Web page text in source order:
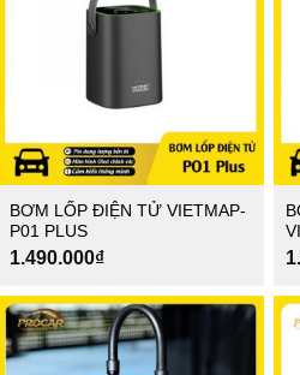
BƠM LỐP ĐIỆN TỬ VIETMAP-
P01 PLUS
1.490.000₫